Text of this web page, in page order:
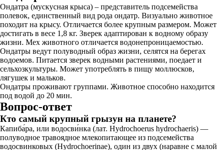
Ондатра (мускусная крыса) – представитель подсемейства
полевок, единственный вид рода ондатр. Визуально животное
походит на крысу. Отличается более крупным размером. Может
достигать в весе 1,8 кг. Зверек адаптирован к водному образу
жизни. Мех животного отличается водонепроницаемостью.
Ондатры ведут полуводный образ жизни, селятся на берегах
водоемов. Питается зверек водными растениями, поедает и
сельхозкультуры. Может употреблять в пищу моллюсков,
лягушек и мальков.
Ондатры проживают группами. Животное способно находится
под водой до 20 мин.
Вопрос-ответ
Кто самый крупный грызун на планете?
Капиба́ра, или водосви́нка (лат. Hydrochoerus hydrochaeris) —
полуводное травоядное млекопитающее из подсемейства
водосвинковых (Hydrochoerinae), один из двух (наравне с малой